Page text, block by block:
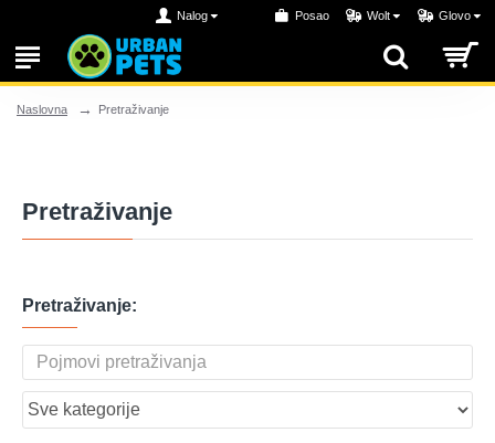
Nalog Posao Wolt Glovo
Naslovna Pretraživanje
Pretraživanje
Pretraživanje: